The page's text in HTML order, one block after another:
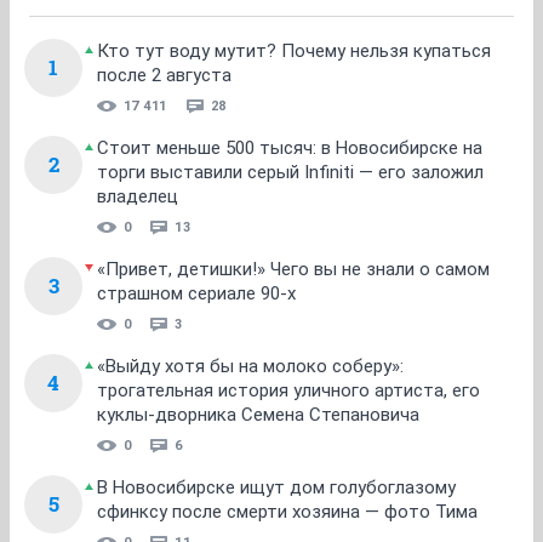
1
Кто тут воду мутит? Почему нельзя купаться
после 2 августа
17 411 28
2
Стоит меньше 500 тысяч: в Новосибирске на
торги выставили серый Infiniti — его заложил
владелец
0 13
3
«Привет, детишки!» Чего вы не знали о самом
страшном сериале 90-х
0 3
4
«Выйду хотя бы на молоко соберу»:
трогательная история уличного артиста, его
куклы-дворника Семена Степановича
0 6
5
В Новосибирске ищут дом голубоглазому
сфинксу после смерти хозяина — фото Тима